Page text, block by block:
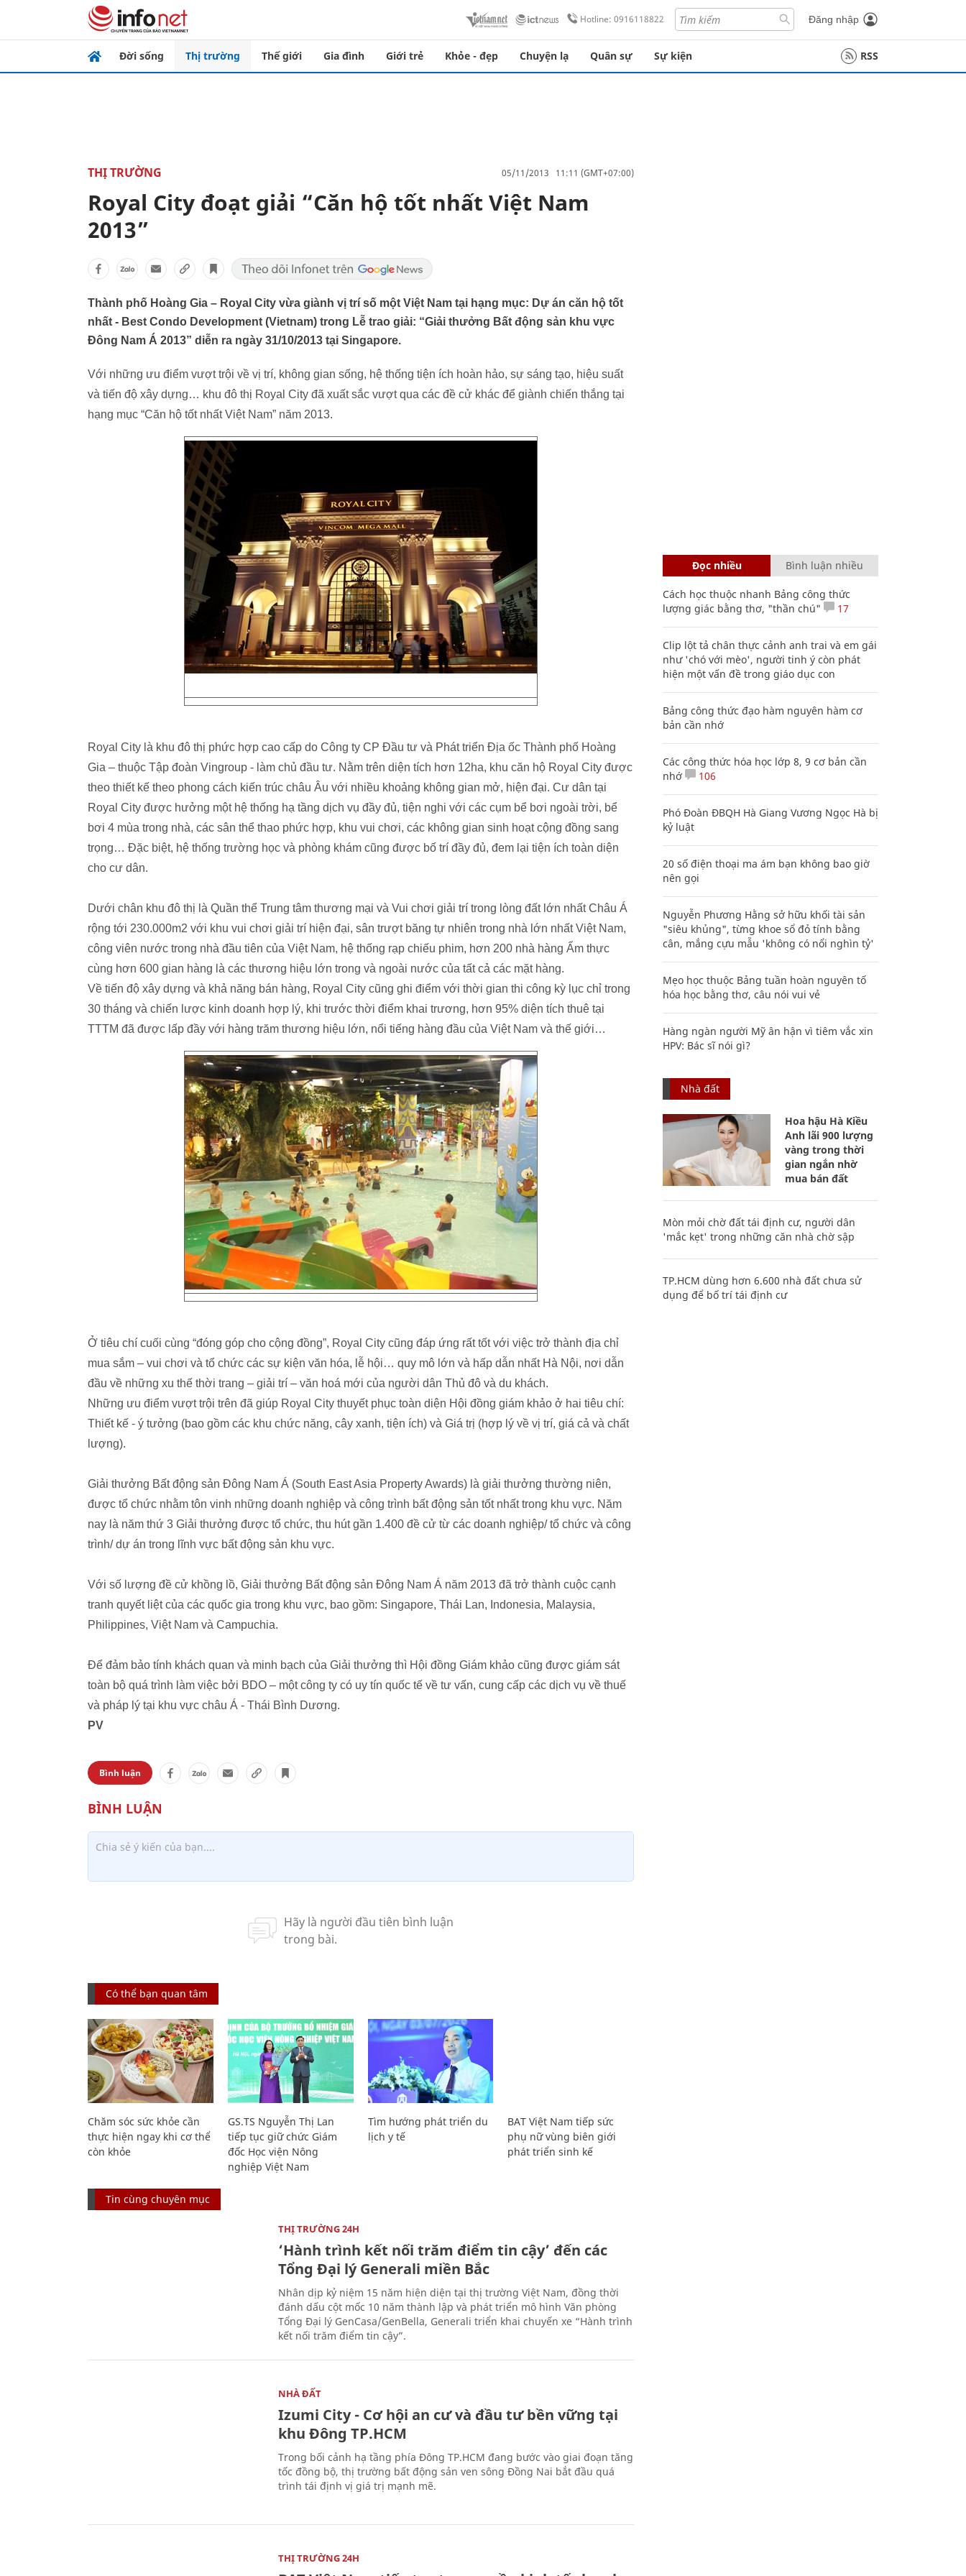
Hotline: 0916118822 Đăng nhập
Đời sống Thị trường Thế giới Gia đình Giới trẻ Khỏe - đẹp Chuyện lạ Quân sự Sự kiện RSS
THỊ TRƯỜNG 05/11/2013 11:11 (GMT+07:00)
Royal City đoạt giải “Căn hộ tốt nhất Việt Nam
2013”
Thành phố Hoàng Gia – Royal City vừa giành vị trí số một Việt Nam tại hạng mục: Dự án căn hộ tốt
nhất - Best Condo Development (Vietnam) trong Lễ trao giải: “Giải thưởng Bất động sản khu vực
Đông Nam Á 2013” diễn ra ngày 31/10/2013 tại Singapore.
Với những ưu điểm vượt trội về vị trí, không gian sống, hệ thống tiện ích hoàn hảo, sự sáng tạo, hiệu suất
và tiến độ xây dựng… khu đô thị Royal City đã xuất sắc vượt qua các đề cử khác để giành chiến thắng tại
hạng mục “Căn hộ tốt nhất Việt Nam” năm 2013.
Royal City là khu đô thị phức hợp cao cấp do Công ty CP Đầu tư và Phát triển Địa ốc Thành phố Hoàng
Gia – thuộc Tập đoàn Vingroup - làm chủ đầu tư. Nằm trên diện tích hơn 12ha, khu căn hộ Royal City được
theo thiết kế theo phong cách kiến trúc châu Âu với nhiều khoảng không gian mở, hiện đại. Cư dân tại
Royal City được hưởng một hệ thống hạ tầng dịch vụ đầy đủ, tiện nghi với các cụm bể bơi ngoài trời, bể
bơi 4 mùa trong nhà, các sân thể thao phức hợp, khu vui chơi, các không gian sinh hoạt cộng đồng sang
trọng… Đặc biệt, hệ thống trường học và phòng khám cũng được bố trí đầy đủ, đem lại tiện ích toàn diện
cho cư dân.
Dưới chân khu đô thị là Quần thể Trung tâm thương mại và Vui chơi giải trí trong lòng đất lớn nhất Châu Á
rộng tới 230.000m2 với khu vui chơi giải trí hiện đại, sân trượt băng tự nhiên trong nhà lớn nhất Việt Nam,
công viên nước trong nhà đầu tiên của Việt Nam, hệ thống rạp chiếu phim, hơn 200 nhà hàng Ẩm thực
cùng hơn 600 gian hàng là các thương hiệu lớn trong và ngoài nước của tất cả các mặt hàng.
Về tiến độ xây dựng và khả năng bán hàng, Royal City cũng ghi điểm với thời gian thi công kỳ lục chỉ trong
30 tháng và chiến lược kinh doanh hợp lý, khi trước thời điểm khai trương, hơn 95% diện tích thuê tại
TTTM đã được lấp đầy với hàng trăm thương hiệu lớn, nổi tiếng hàng đầu của Việt Nam và thế giới…
Ở tiêu chí cuối cùng “đóng góp cho cộng đồng”, Royal City cũng đáp ứng rất tốt với việc trở thành địa chỉ
mua sắm – vui chơi và tổ chức các sự kiện văn hóa, lễ hội… quy mô lớn và hấp dẫn nhất Hà Nội, nơi dẫn
đầu về những xu thế thời trang – giải trí – văn hoá mới của người dân Thủ đô và du khách.
Những ưu điểm vượt trội trên đã giúp Royal City thuyết phục toàn diện Hội đồng giám khảo ở hai tiêu chí:
Thiết kế - ý tưởng (bao gồm các khu chức năng, cây xanh, tiện ích) và Giá trị (hợp lý về vị trí, giá cả và chất
lượng).
Giải thưởng Bất động sản Đông Nam Á (South East Asia Property Awards) là giải thưởng thường niên,
được tổ chức nhằm tôn vinh những doanh nghiệp và công trình bất động sản tốt nhất trong khu vực. Năm
nay là năm thứ 3 Giải thưởng được tổ chức, thu hút gần 1.400 đề cử từ các doanh nghiệp/ tổ chức và công
trình/ dự án trong lĩnh vực bất động sản khu vực.
Với số lượng đề cử khồng lồ, Giải thưởng Bất động sản Đông Nam Á năm 2013 đã trở thành cuộc cạnh
tranh quyết liệt của các quốc gia trong khu vực, bao gồm: Singapore, Thái Lan, Indonesia, Malaysia,
Philippines, Việt Nam và Campuchia.
Để đảm bảo tính khách quan và minh bạch của Giải thưởng thì Hội đồng Giám khảo cũng được giám sát
toàn bộ quá trình làm việc bởi BDO – một công ty có uy tín quốc tế về tư vấn, cung cấp các dịch vụ về thuế
và pháp lý tại khu vực châu Á - Thái Bình Dương.
PV
Bình luận
Có thể bạn quan tâm
Chăm sóc sức khỏe cần
thực hiện ngay khi cơ thể
còn khỏe
GS.TS Nguyễn Thị Lan
tiếp tục giữ chức Giám
đốc Học viện Nông
nghiệp Việt Nam
Tìm hướng phát triển du
lịch y tế
BAT Việt Nam tiếp sức
phụ nữ vùng biên giới
phát triển sinh kế
Tin cùng chuyên mục
THỊ TRƯỜNG 24H
‘Hành trình kết nối trăm điểm tin cậy’ đến các
Tổng Đại lý Generali miền Bắc
Nhân dịp kỷ niệm 15 năm hiện diện tại thị trường Việt Nam, đồng thời
đánh dấu cột mốc 10 năm thành lập và phát triển mô hình Văn phòng
Tổng Đại lý GenCasa/GenBella, Generali triển khai chuyến xe “Hành trình
kết nối trăm điểm tin cậy”.
NHÀ ĐẤT
Izumi City - Cơ hội an cư và đầu tư bền vững tại
khu Đông TP.HCM
Trong bối cảnh hạ tầng phía Đông TP.HCM đang bước vào giai đoạn tăng
tốc đồng bộ, thị trường bất động sản ven sông Đồng Nai bắt đầu quá
trình tái định vị giá trị mạnh mẽ.
THỊ TRƯỜNG 24H
Đọc nhiều Bình luận nhiều
Cách học thuộc nhanh Bảng công thức
lượng giác bằng thơ, "thần chú"
17
Clip lột tả chân thực cảnh anh trai và em gái
như 'chó với mèo', người tinh ý còn phát
hiện một vấn đề trong giáo dục con
Bảng công thức đạo hàm nguyên hàm cơ
bản cần nhớ
Các công thức hóa học lớp 8, 9 cơ bản cần
nhớ
106
Phó Đoàn ĐBQH Hà Giang Vương Ngọc Hà bị
kỷ luật
20 số điện thoại ma ám bạn không bao giờ
nên gọi
Nguyễn Phương Hằng sở hữu khối tài sản
"siêu khủng", từng khoe sổ đỏ tính bằng
cân, mắng cựu mẫu 'không có nổi nghìn tỷ'
Mẹo học thuộc Bảng tuần hoàn nguyên tố
hóa học bằng thơ, câu nói vui vẻ
Hàng ngàn người Mỹ ân hận vì tiêm vắc xin
HPV: Bác sĩ nói gì?
Nhà đất
Hoa hậu Hà Kiều
Anh lãi 900 lượng
vàng trong thời
gian ngắn nhờ
mua bán đất
Mòn mỏi chờ đất tái định cư, người dân
'mắc kẹt' trong những căn nhà chờ sập
TP.HCM dùng hơn 6.600 nhà đất chưa sử
dụng để bố trí tái định cư